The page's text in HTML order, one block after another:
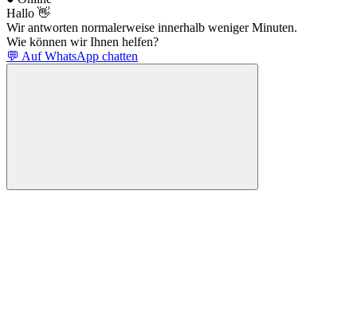
Hallo 👋
Wir antworten normalerweise innerhalb weniger Minuten.
Wie können wir Ihnen helfen?
💬 Auf WhatsApp chatten